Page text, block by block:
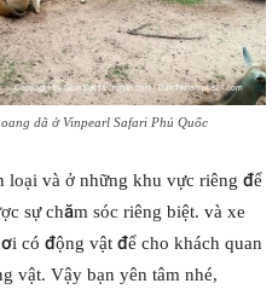
dã ở Vinpearl Safari Phú Quốc
loại và ở những khu vực riêng để
sự chăm sóc riêng biệt. và xe
có động vật để cho khách quan
vật. Vậy bạn yên tâm nhé,